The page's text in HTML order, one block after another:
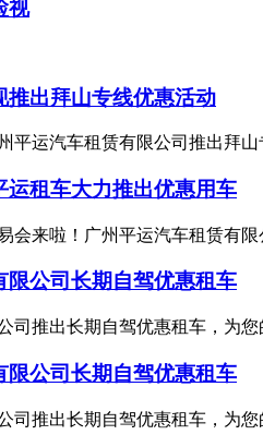
视
推出拜山专线优惠活动
平运汽车租赁有限公司推出拜
运租车大力推出优惠用车
会来啦！广州平运汽车租赁有
限公司长期自驾优惠租车
司推出长期自驾优惠租车，为
限公司长期自驾优惠租车
司推出长期自驾优惠租车，为